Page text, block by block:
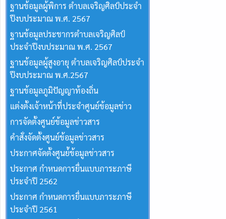
ฐานข้อมูลผู้พิการ ตำบลเจริญศิลป์ประจำ
ปีงบประมาณ พ.ศ. 2567
ฐานข้อมูลประชากรตำบลเจริญศิลป์
ประจำปีงบประมาณ พ.ศ. 2567
ฐานข้อมูลผู้สูงอายุ ตำบลเจริญศิลป์ประจำ
ปีงบประมาณ พ.ศ.2567
ฐานข้อมูลภูมิปัญญาท้องถิ่น
แต่งตั้งเจ้าหน้าที่ประจำศูนย์ข้อมูลข่าว
การจัดตั้งศูนย์ข้อมูลข่าวสาร
คำสั่งจัดตั้งศูนย์ข้อมูลข่าวสาร
ประกาศจัดตั้งศูนย์้ข้อมูลข่าวสาร
ประกาศ กำหนดการยื่นแบบภาระภาษี
ประจำปี 2562
ประกาศ กำหนดการยื่นแบบภาระภาษี
ประจำปี 2561